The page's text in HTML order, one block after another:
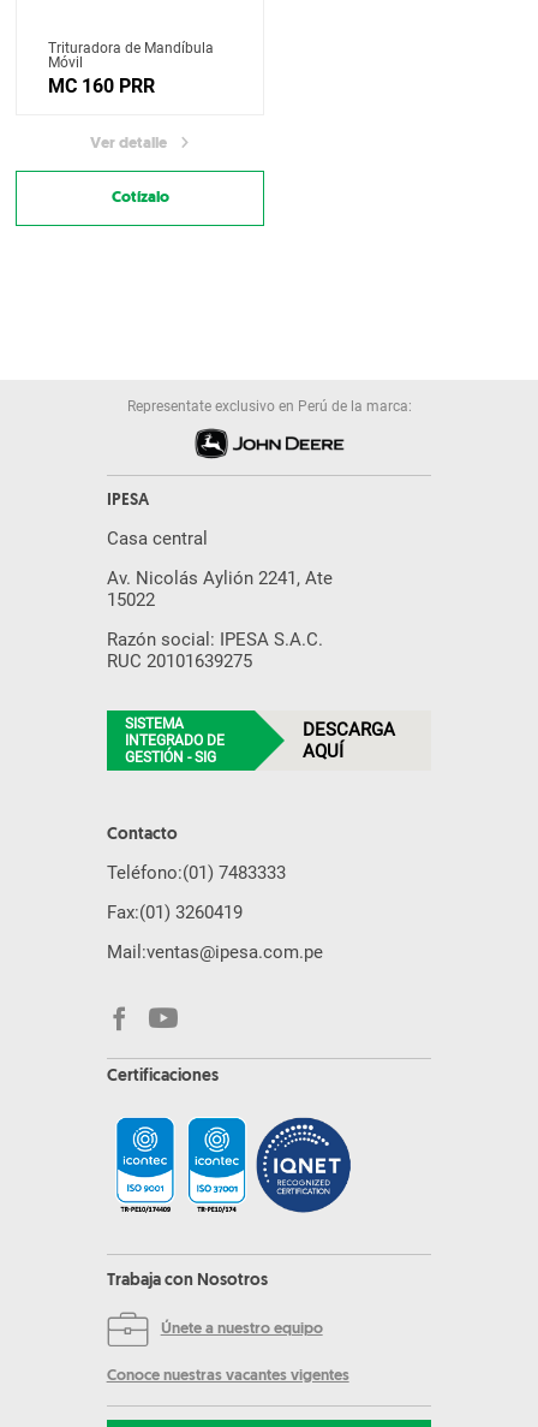
Trituradora de Mandíbula
Móvil
MC 160 PRR
Ver detalle
Cotízalo
Representate exclusivo en Perú de la marca:
IPESA
Casa central
Av. Nicolás Aylión 2241, Ate
15022
Razón social: IPESA S.A.C.
RUC 20101639275
SISTEMA
INTEGRADO DE
GESTIÓN - SIG
DESCARGA
AQUÍ
Contacto
Teléfono:(01) 7483333
Fax:(01) 3260419
Mail:ventas@ipesa.com.pe
Certificaciones
Trabaja con Nosotros
Únete a nuestro equipo
Conoce nuestras vacantes vigentes